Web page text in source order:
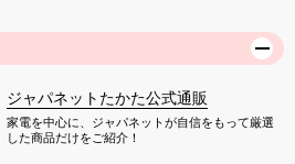
ジャパネットたかた公式通販
家電を中心に、ジャパネットが自信をもって厳選
した商品だけをご紹介！